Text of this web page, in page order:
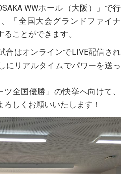
WWホール（大阪）」で行
「全国大会グランドファイナ
ことができます。
合はオンラインでLIVE配信され
にリアルタイムでパワーを送っ
全国優勝」の快挙へ向けて、
しくお願いいたします！